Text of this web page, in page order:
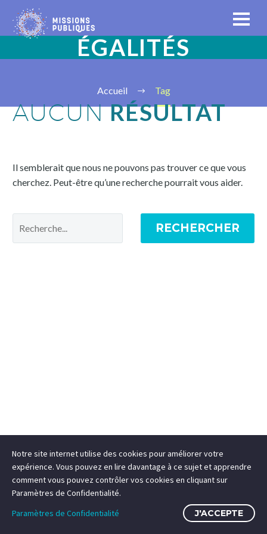
ÉGALITÉS
Accueil Tag
AUCUNRÉSULTAT
Il semblerait que nous ne pouvons pas trouver ce que vous
cherchez. Peut-être qu’une recherche pourrait vous aider.
RECHERCHER
Notre site internet utilise des cookies pour améliorer votre
expérience. Vous pouvez en lire davantage à ce sujet et apprendre
comment vous pouvez contrôler vos cookies en cliquant sur
Paramètres de Confidentialité.
Paramètres de Confidentialité
J'ACCEPTE